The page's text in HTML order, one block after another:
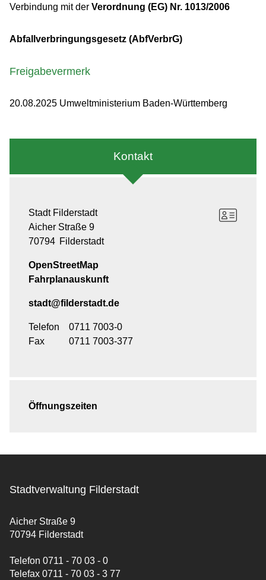
Verbindung mit der Verordnung (EG) Nr. 1013/2006
Abfallverbringungsgesetz (AbfVerbrG)
Freigabevermerk
20.08.2025 Umweltministerium Baden-Württemberg
Kontakt
Stadt Filderstadt
Aicher Straße 9
70794 Filderstadt
OpenStreetMap
Fahrplanauskunft
stadt@filderstadt.de
Telefon
0711 7003-0
Fax
0711 7003-377
Öffnungszeiten
Stadtverwaltung Filderstadt
Aicher Straße 9
70794 Filderstadt
Telefon 0711 - 70 03 - 0
Telefax 0711 - 70 03 - 3 77